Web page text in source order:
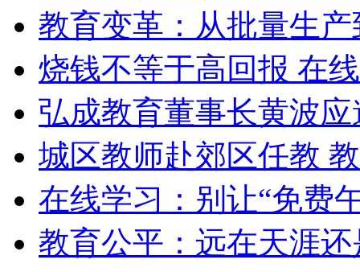
教育变革：从批量生
烧钱不等于高回报 在
弘成教育董事长黄波
城区教师赴郊区任教
在线学习：别让“免费
教育公平：远在天涯